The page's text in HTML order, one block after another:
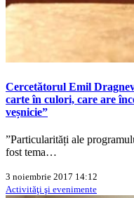
Cercetătorul Emil
carte în culori, care are
veșnicie”
”Particularități ale
fost tema…
3 noiembrie 2017 14:12
Activităţi şi evenimente